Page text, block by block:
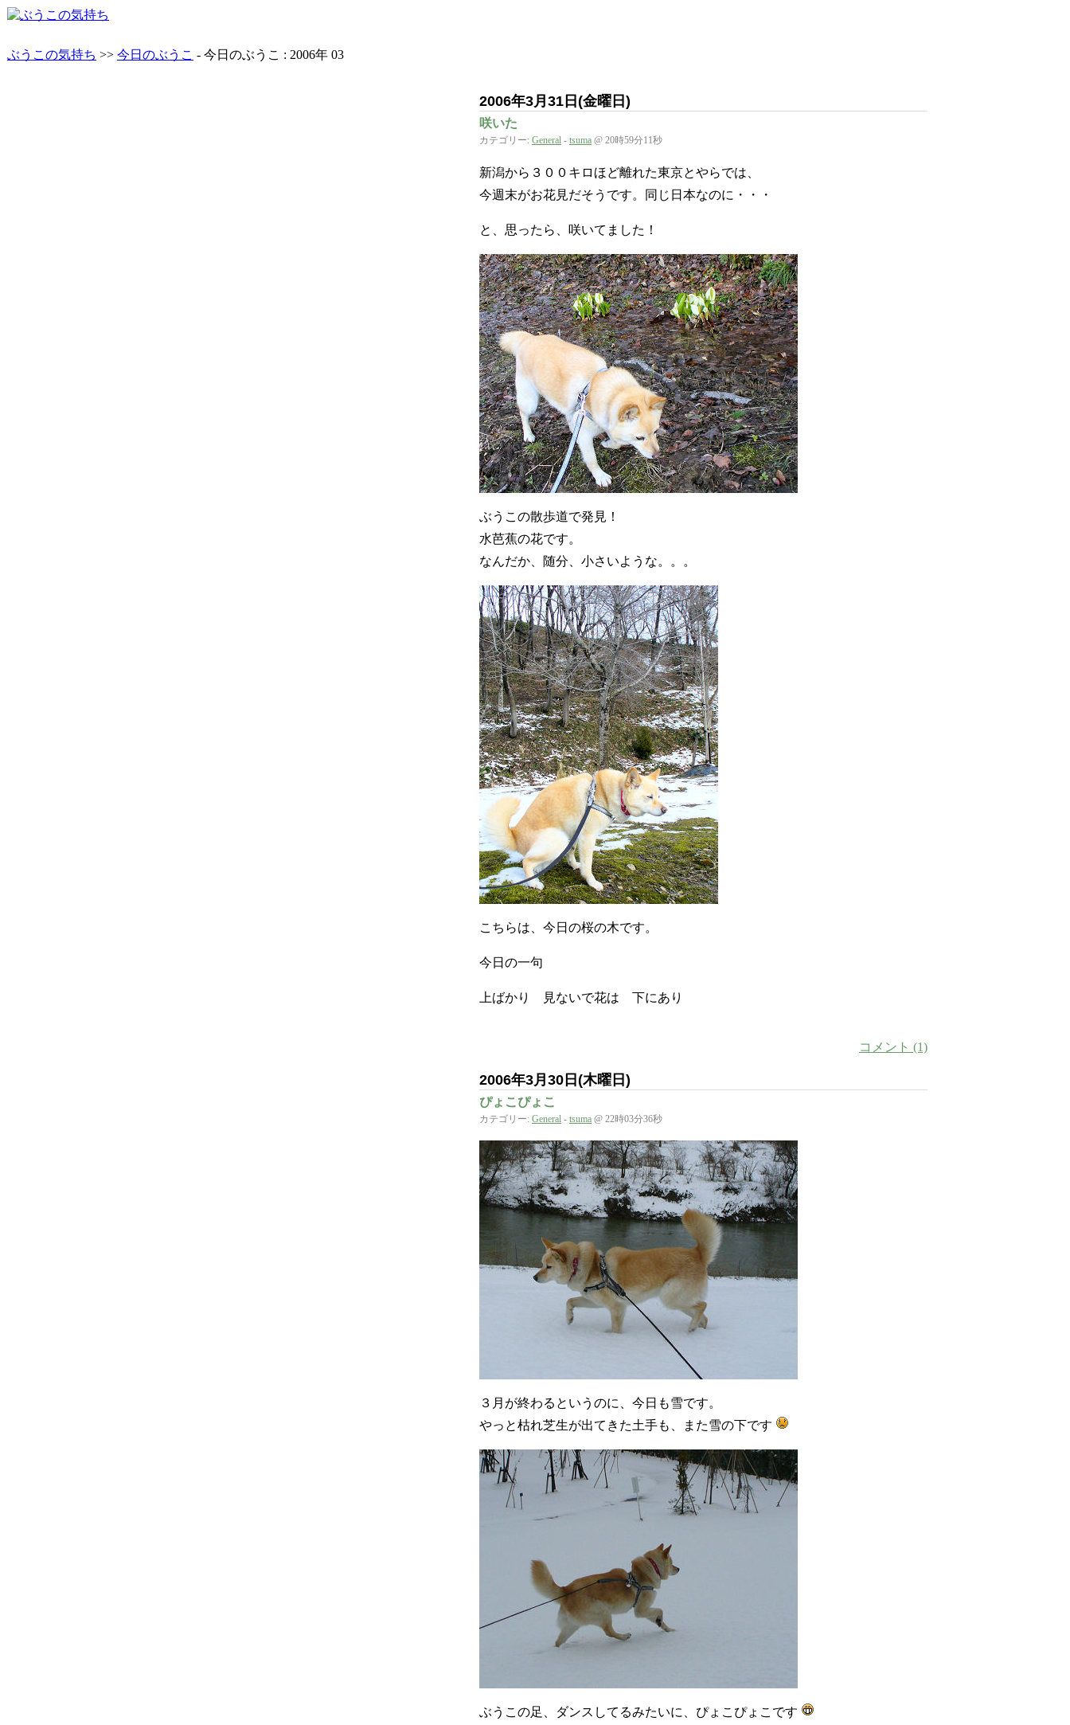
ぶうこの気持ち >> 今日のぶうこ - 今日のぶうこ : 2006年 03
2006年3月31日(金曜日)
咲いた
カテゴリー: General - tsuma @ 20時59分11秒
新潟から３００キロほど離れた東京とやらでは、
今週末がお花見だそうです。同じ日本なのに・・・
と、思ったら、咲いてました！
ぶうこの散歩道で発見！
水芭蕉の花です。
なんだか、随分、小さいような。。。
こちらは、今日の桜の木です。
今日の一句
上ばかり 見ないで花は 下にあり
コメント (1)
2006年3月30日(木曜日)
ぴょこぴょこ
カテゴリー: General - tsuma @ 22時03分36秒
３月が終わるというのに、今日も雪です。
やっと枯れ芝生が出てきた土手も、また雪の下です
ぶうこの足、ダンスしてるみたいに、ぴょこぴょこです